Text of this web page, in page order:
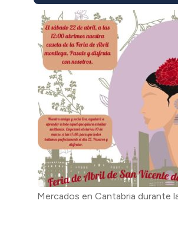
Mercados en Cantabria durante